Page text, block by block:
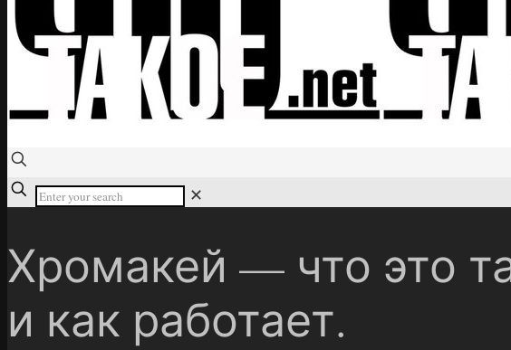
✕
Хромакей — что это
и как работает.